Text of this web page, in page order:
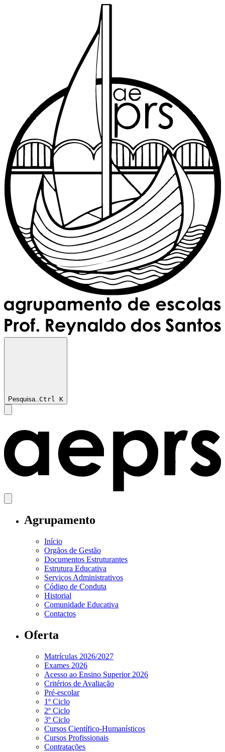
Pesquisa..Ctrl K
Agrupamento
Início
Orgãos de Gestão
Documentos Estruturantes
Estrutura Educativa
Serviços Administrativos
Código de Conduta
Historial
Comunidade Educativa
Contactos
Oferta
Matrículas 2026/2027
Exames 2026
Acesso ao Ensino Superior 2026
Critérios de Avaliação
Pré-escolar
1º Ciclo
2º Ciclo
3º Ciclo
Cursos Científico-Humanísticos
Cursos Profissionais
Contratações